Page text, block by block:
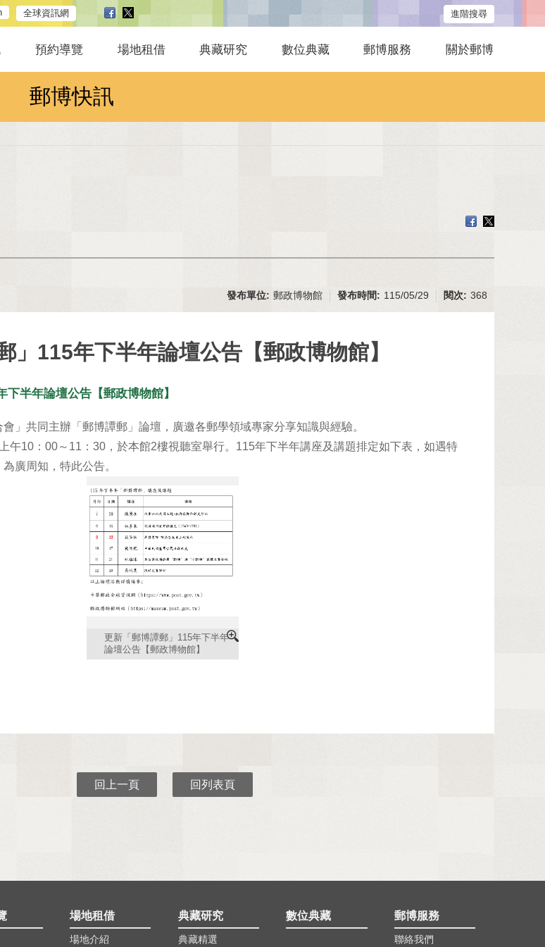
全球資訊網 進階搜尋
預約導覽 場地租借 典藏研究 數位典藏 郵博服務 關於郵博
郵博快訊
發布單位: 郵政博物館 發布時間: 115/05/29 閱次: 368
」115年下半年論壇公告【郵政博物館】
下半年論壇公告【郵政博物館】
」共同主辦「郵博譚郵」論壇，廣邀各郵學領域專家分享知識與經驗。
午10：00～11：30，於本館2樓視聽室舉行。115年下半年講座及講題排定如下表，如遇特
廣周知，特此公告。
更新「郵博譚郵」115年下半年
論壇公告【郵政博物館】
回上一頁 回列表頁
場地租借
場地介紹
典藏研究
典藏精選
數位典藏 郵博服務
聯絡我們